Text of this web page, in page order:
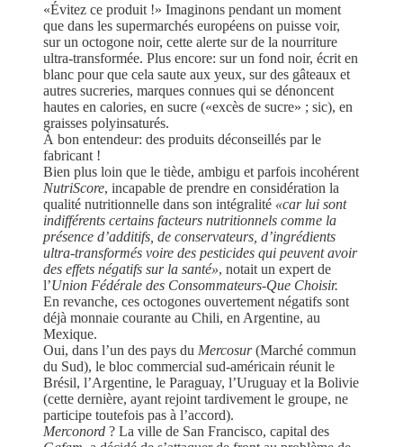
«Évitez ce produit !» Imaginons pendant un moment
que dans les supermarchés européens on puisse voir,
sur un octogone noir, cette alerte sur de la nourriture
ultra-transformée. Plus encore: sur un fond noir, écrit en
blanc pour que cela saute aux yeux, sur des gâteaux et
autres sucreries, marques connues qui se dénoncent
hautes en calories, en sucre («excès de sucre» ; sic), en
graisses polyinsaturés.
À bon entendeur: des produits déconseillés par le
fabricant !
Bien plus loin que le tiède, ambigu et parfois incohérent
NutriScore, incapable de prendre en considération la
qualité nutritionnelle dans son intégralité «car lui sont
indifférents certains facteurs nutritionnels comme la
présence d’additifs, de conservateurs, d’ingrédients
ultra-transformés voire des pesticides qui peuvent avoir
des effets négatifs sur la santé», notait un expert de
l’Union Fédérale des Consommateurs-Que Choisir.
En revanche, ces octogones ouvertement négatifs sont
déjà monnaie courante au Chili, en Argentine, au
Mexique.
Oui, dans l’un des pays du Mercosur(Marché commun
du Sud), le bloc commercial sud-américain réunit le
Brésil, l’Argentine, le Paraguay, l’Uruguay et la Bolivie
(cette dernière, ayant rejoint tardivement le groupe, ne
participe toutefois pas à l’accord).
Merconord ? La ville de San Francisco, capital des